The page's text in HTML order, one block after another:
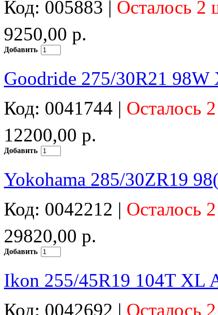
Код: 005883 | Осталось 2
9250,00 р.
Добавить
Goodride 275/30R21
Код: 0041744 | Осталось
12200,00 р.
Добавить
Yokohama 285/30ZR19
Код: 0042212 | Осталось
29820,00 р.
Добавить
Ikon 255/45R19 104T XL
Код: 0042692 | Осталось